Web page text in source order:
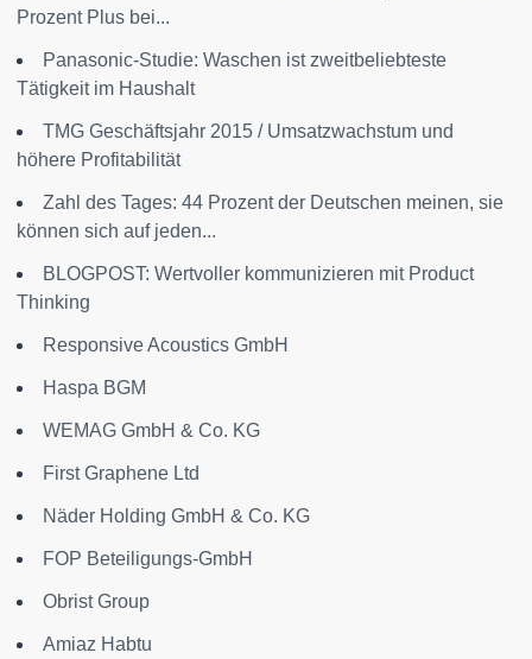
Prozent Plus bei...
Panasonic-Studie: Waschen ist zweitbeliebteste
Tätigkeit im Haushalt
TMG Geschäftsjahr 2015 / Umsatzwachstum und
höhere Profitabilität
Zahl des Tages: 44 Prozent der Deutschen meinen, sie
können sich auf jeden...
BLOGPOST: Wertvoller kommunizieren mit Product
Thinking
Responsive Acoustics GmbH
Haspa BGM
WEMAG GmbH & Co. KG
First Graphene Ltd
Näder Holding GmbH & Co. KG
FOP Beteiligungs-GmbH
Obrist Group
Amiaz Habtu